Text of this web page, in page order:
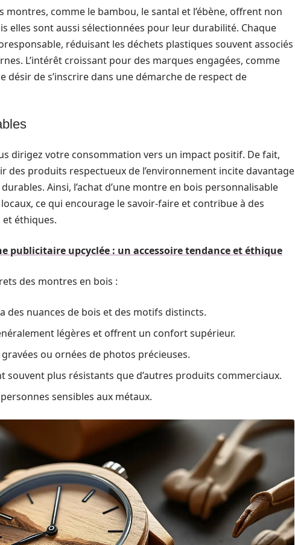
montres, comme le bambou, le santal et l’ébène, offrent non
elles sont aussi sélectionnées pour leur durabilité. Chaque
réduisant les déchets plastiques souvent associés
L’intérêt croissant pour des marques engagées, comme
désir de s’inscrire dans une démarche de respect de
dirigez votre consommation vers un impact positif. De fait,
des produits respectueux de l’environnement incite davantage
Ainsi, l’achat d’une montre en bois personnalisable
ce qui encourage le savoir-faire et contribue à des
éthiques.
publicitaire upcyclée : un accessoire tendance et éthique
des montres en bois :
des nuances de bois et des motifs distincts.
légères et offrent un confort supérieur.
ou ornées de photos précieuses.
souvent plus résistants que d’autres produits commerciaux.
sensibles aux métaux.